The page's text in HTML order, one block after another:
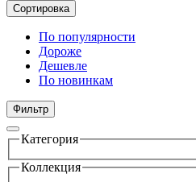
Сортировка
По популярности
Дороже
Дешевле
По новинкам
Фильтр
Категория
Коллекция